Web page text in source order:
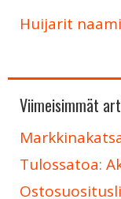
Huijarit
Viimeisimmät
Tulossatoa: